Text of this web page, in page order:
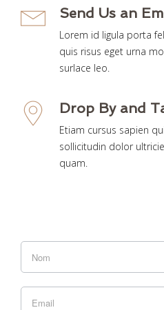
Send Us an
Lorem id ligula porta
quis risus eget urna
surlace leo.
Drop By and
Etiam cursus sapien
sollicitudin dolor
quam.